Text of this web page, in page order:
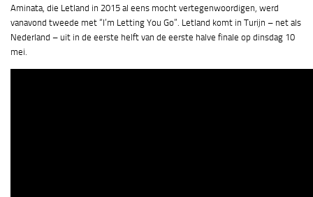
Aminata, die Letland in 2015 al eens mocht vertegenwoordigen, werd
vanavond tweede met “I’m Letting You Go”. Letland komt in Turijn – net als
Nederland – uit in de eerste helft van de eerste halve finale op dinsdag 10
mei.